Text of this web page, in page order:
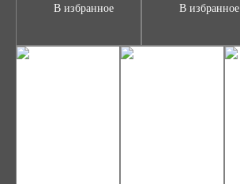
В избранное В избранное